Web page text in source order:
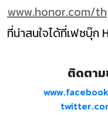
www.honor.com/th
ที่น่าสนใจได้ที่เฟซบุ๊ก
ติดตาม